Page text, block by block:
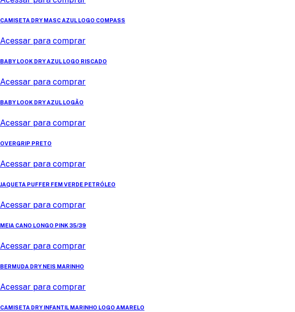
CAMISETA DRY MASC AZUL LOGO COMPASS
Acessar para comprar
BABY LOOK DRY AZUL LOGO RISCADO
Acessar para comprar
BABY LOOK DRY AZUL LOGÃO
Acessar para comprar
OVERGRIP PRETO
Acessar para comprar
JAQUETA PUFFER FEM VERDE PETRÓLEO
Acessar para comprar
MEIA CANO LONGO PINK 35/39
Acessar para comprar
BERMUDA DRY NEIS MARINHO
Acessar para comprar
CAMISETA DRY INFANTIL MARINHO LOGO AMARELO